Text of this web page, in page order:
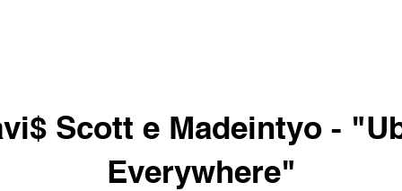
Scott e Madeintyo -
Everywhere"